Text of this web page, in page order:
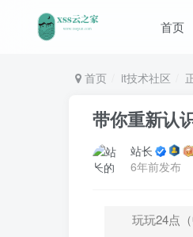
首页
首页 it技术社区
带你重新认
站长
6年前发布
玩玩24点（